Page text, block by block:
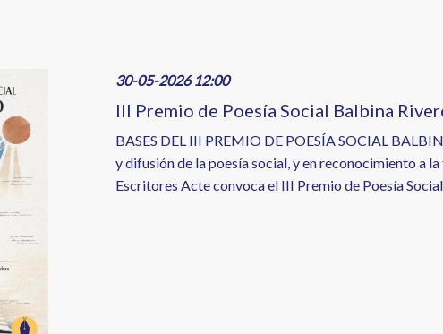
30-05-2026 12:00
III Premio de Poesía Social Balbina
BASES DEL III PREMIO DE POESÍA SOCIAL
y difusión de la poesía social, y en reconocimiento a
Escritores Acte convoca el III Premio de Poesía